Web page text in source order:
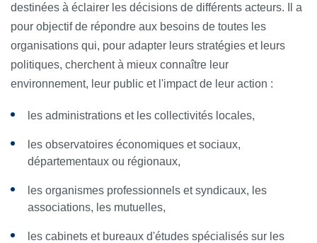
destinées à éclairer les décisions de différents acteurs. Il a
pour objectif de répondre aux besoins de toutes les
organisations qui, pour adapter leurs stratégies et leurs
politiques, cherchent à mieux connaître leur
environnement, leur public et l'impact de leur action :
les administrations et les collectivités locales,
les observatoires économiques et sociaux,
départementaux ou régionaux,
les organismes professionnels et syndicaux, les
associations, les mutuelles,
les cabinets et bureaux d'études spécialisés sur les